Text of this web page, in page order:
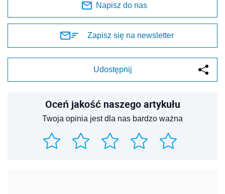
Napisz do nas
Zapisz się na newsletter
Udostępnij
Oceń jakość naszego artykułu
Twoja opinia jest dla nas bardzo ważna